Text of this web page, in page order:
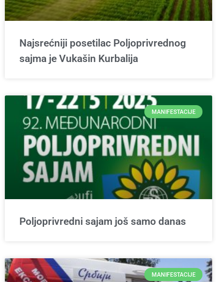
Najsrećniji posetilac Poljoprivrednog
sajma je Vukašin Kurbalija
MANIFESTACIJE
Poljoprivredni sajam još samo danas
MANIFESTACIJE